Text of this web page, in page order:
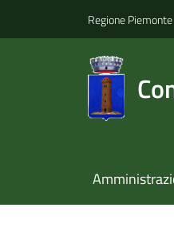
Regione Piemonte